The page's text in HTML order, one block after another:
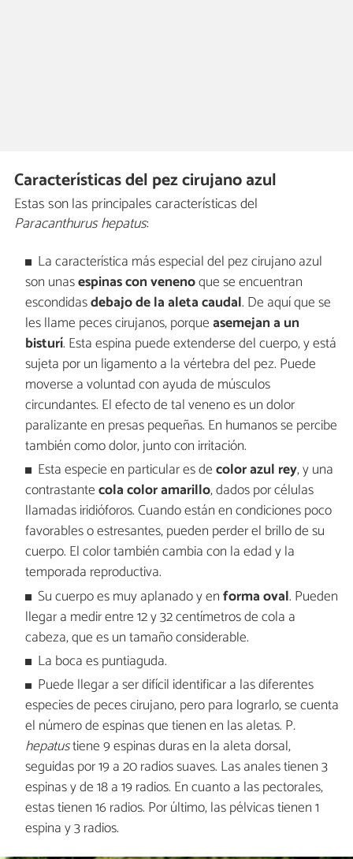
Características del pez cirujano azul
Estas son las principales características del
Paracanthurus hepatus:
La característica más especial del pez cirujano azul
son unasespinas con venenoque se encuentran
escondidasdebajo de la aleta caudal. De aquí que se
les llame peces cirujanos, porqueasemejan a un
bisturí. Esta espina puede extenderse del cuerpo, y está
sujeta por un ligamento a la vértebra del pez. Puede
moverse a voluntad con ayuda de músculos
circundantes. El efecto de tal veneno es un dolor
paralizante en presas pequeñas. En humanos se percibe
también como dolor, junto con irritación.
Esta especie en particular es decolor azul rey, y una
contrastantecola color amarillo, dados por células
llamadas iridióforos. Cuando están en condiciones poco
favorables o estresantes, pueden perder el brillo de su
cuerpo. El color también cambia con la edad y la
temporada reproductiva.
Su cuerpo es muy aplanado y enforma oval. Pueden
llegar a medir entre 12 y 32 centímetros de cola a
cabeza, que es un tamaño considerable.
La boca es puntiaguda.
Puede llegar a ser difícil identificar a las diferentes
especies de peces cirujano, pero para lograrlo, se cuenta
el número de espinas que tienen en las aletas. P.
hepatustiene 9 espinas duras en la aleta dorsal,
seguidas por 19 a 20 radios suaves. Las anales tienen 3
espinas y de 18 a 19 radios. En cuanto a las pectorales,
estas tienen 16 radios. Por último, las pélvicas tienen 1
espina y 3 radios.